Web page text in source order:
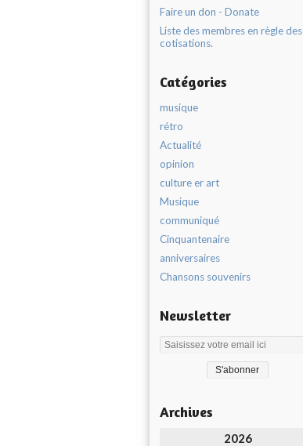
Faire un don - Donate
Liste des membres en règle des
cotisations.
Catégories
musique
rétro
Actualité
opinion
culture er art
Musique
communiqué
Cinquantenaire
anniversaires
Chansons souvenirs
Newsletter
Archives
2026